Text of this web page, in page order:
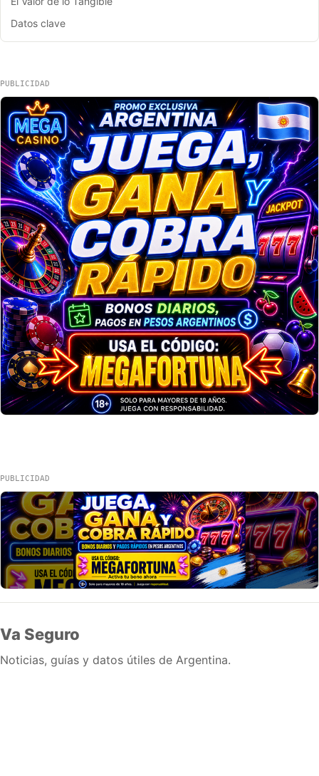
Datos clave
PUBLICIDAD
PUBLICIDAD
Va Seguro
Noticias, guías y datos útiles de Argentina.